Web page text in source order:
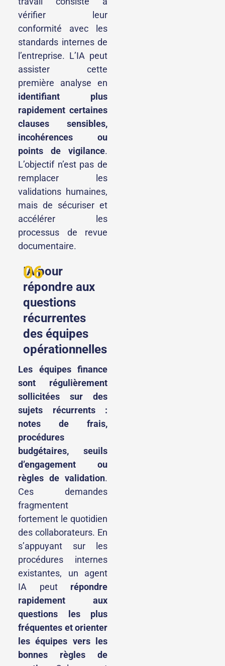
vérifier leur
conformité avec les
standards internes de
l’entreprise. L’IA peut
assister cette
première analyse en
identifiant plus
rapidement certaines
clauses sensibles,
incohérences ou
points de vigilance.
L’objectif n’est pas de
remplacer les
validations humaines,
mais de sécuriser et
accélérer les
processus de revue
documentaire.
06
IA pour
répondre aux
questions
récurrentes
des équipes
opérationnelles
Les équipes finance
sont régulièrement
sollicitées sur des
sujets récurrents :
notes de frais,
procédures
budgétaires, seuils
d’engagement ou
règles de validation.
Ces demandes
fragmentent
fortement le quotidien
des collaborateurs. En
s’appuyant sur les
procédures internes
existantes, un agent
IA peut répondre
rapidement aux
questions les plus
fréquentes et orienter
les équipes vers les
bonnes règles de